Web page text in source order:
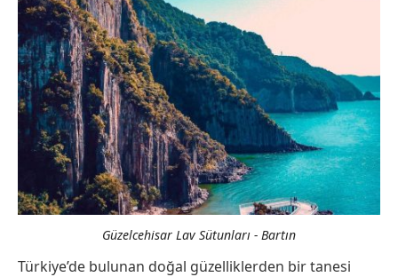
Güzelcehisar Lav Sütunları - Bartın
Türkiye’de bulunan doğal güzelliklerden bir tanesi